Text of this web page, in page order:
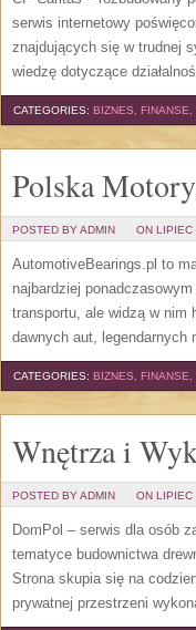
serwis internetowy
znajdujących się w trudnej
wiedzę dotyczące
CATEGORIES: BIZNES, FINANSE,
Polska
POSTED BY ADMIN ON LIPIEC
AutomotiveBearings.pl to
najbardziej
transportu, ale widzą w nim
dawnych aut, legendarnych
CATEGORIES: BIZNES, FINANSE,
Wnętrza i
POSTED BY ADMIN ON LIPIEC
DomPol – serwis dla osób
tematyce budownictwa
Strona skupia się na
prywatnej przestrzeni